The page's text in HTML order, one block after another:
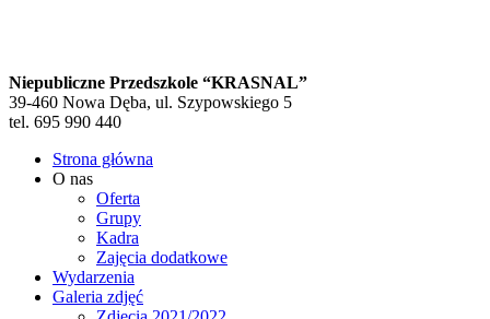
Niepubliczne Przedszkole “KRASNAL”
39-460 Nowa Dęba, ul. Szypowskiego 5
tel. 695 990 440
Strona główna
O nas
Oferta
Grupy
Kadra
Zajęcia dodatkowe
Wydarzenia
Galeria zdjęć